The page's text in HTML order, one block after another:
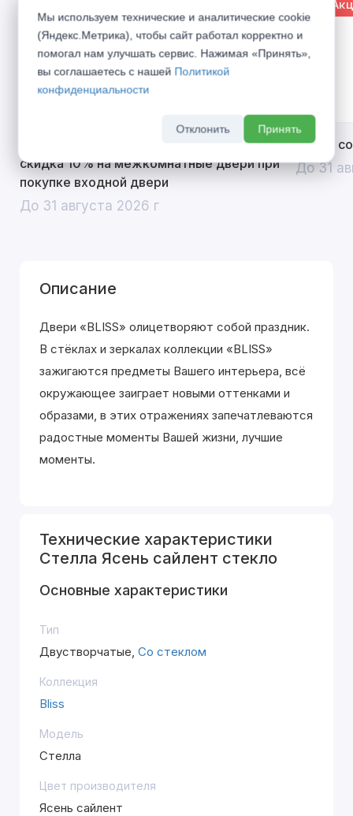
Открой двери выгоде. Дополнительная
скидка 10% на межкомнатные двери при
покупке входной двери
До 31 августа 2026 г
%
Divilux
До 31
Описание
Двери «BLISS» олицетворяют собой праздник.
В стёклах и зеркалах коллекции «BLISS»
зажигаются предметы Вашего интерьера, всё
окружающее заиграет новыми оттенками и
образами, в этих отражениях запечатлеваются
радостные моменты Вашей жизни, лучшие
моменты.
Технические характеристики
Стелла Ясень сайлент стекло
Основные характеристики
Тип
Двустворчатые, Со стеклом
Коллекция
Bliss
Модель
Стелла
Цвет производителя
Ясень сайлент
Мы используем технические и аналитические cookie
(Яндекс.Метрика), чтобы сайт работал корректно и
помогал нам улучшать сервис. Нажимая «Принять»,
вы соглашаетесь с нашей Политикой
конфиденциальности
Отклонить Принять